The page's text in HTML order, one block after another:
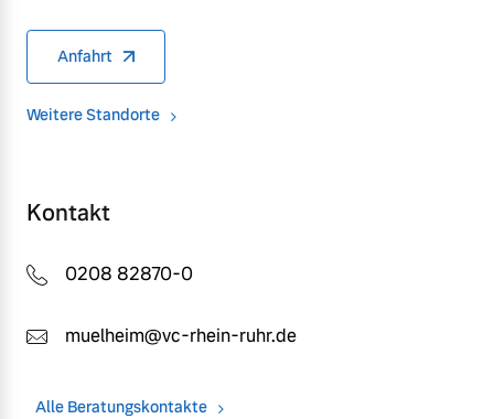
Anfahrt
Weitere Standorte
Kontakt
0208 82870-0
muelheim@vc-rhein-ruhr.de
Alle Beratungskontakte